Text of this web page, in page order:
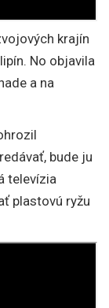
krajín
No objavila
a na
bude ju
televízia
plastovú ryžu